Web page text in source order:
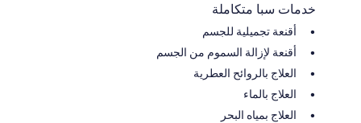
خدمات سبا متكاملة
أقنعة تجميلية للجسم
أقنعة لإزالة السموم من الجسم
العلاج بالروائح العطرية
العلاج بالماء
العلاج بمياه البحر